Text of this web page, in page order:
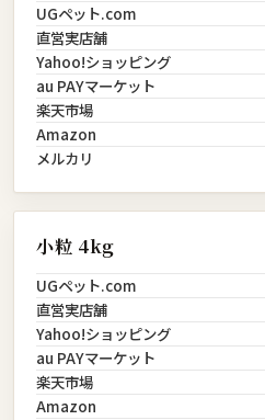
UGペット.com
直営実店舗
Yahoo!ショッピング
au PAYマーケット
楽天市場
Amazon
メルカリ
小粒 4kg
UGペット.com
直営実店舗
Yahoo!ショッピング
au PAYマーケット
楽天市場
Amazon